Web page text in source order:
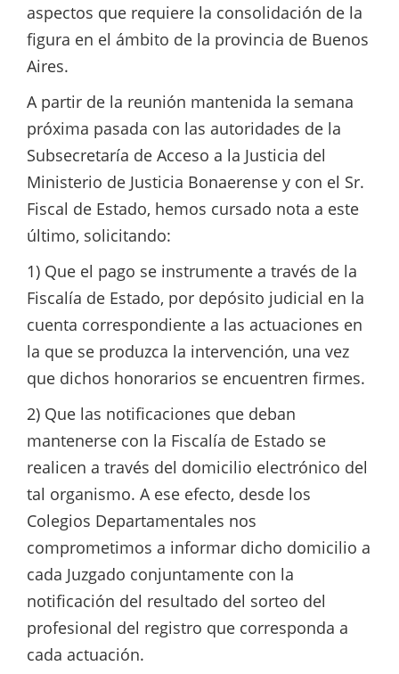
aspectos que requiere la consolidación de la
figura en el ámbito de la provincia de Buenos
Aires.
A partir de la reunión mantenida la semana
próxima pasada con las autoridades de la
Subsecretaría de Acceso a la Justicia del
Ministerio de Justicia Bonaerense y con el Sr.
Fiscal de Estado, hemos cursado nota a este
último, solicitando:
1) Que el pago se instrumente a través de la
Fiscalía de Estado, por depósito judicial en la
cuenta correspondiente a las actuaciones en
la que se produzca la intervención, una vez
que dichos honorarios se encuentren firmes.
2) Que las notificaciones que deban
mantenerse con la Fiscalía de Estado se
realicen a través del domicilio electrónico del
tal organismo. A ese efecto, desde los
Colegios Departamentales nos
comprometimos a informar dicho domicilio a
cada Juzgado conjuntamente con la
notificación del resultado del sorteo del
profesional del registro que corresponda a
cada actuación.